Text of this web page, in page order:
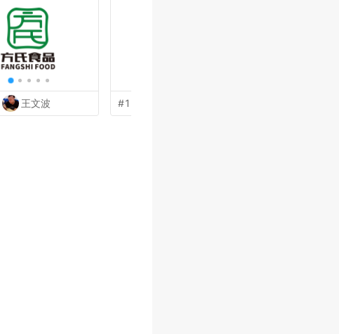
王文波 #19 by